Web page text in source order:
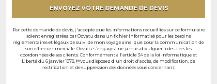
ENVOYEZ VOTRE DEMANDE DE DEVIS
Par cette demande de devis, j'accepte que les informations recueillies sur ce formulaire
soient enregistrées par Oovatu dans un fichier informatisé pour les besoins
réglementaires et légaux de suivi de mon voyage ainsi que pour la communication de
son offre commerciale. Oovatu s'engage à ne jamais divulguer à des tiers les
coordonnées de ses clients. Conformément à l'article 34 de la loi Informatique et
Liberté du 6 janvier 1978, vous disposez d'un droit d'accès, de modification, de
rectification et de suppression des données vous concernant.